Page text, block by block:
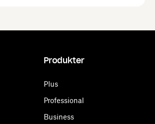
Produkter
Plus
Professional
Business